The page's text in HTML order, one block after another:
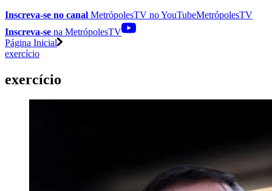
Inscreva-se no canal MetrópolesTV noYouTubeMetrópolesTV
Inscreva-se na MetrópolesTV
Página Inicial
exercício
exercício